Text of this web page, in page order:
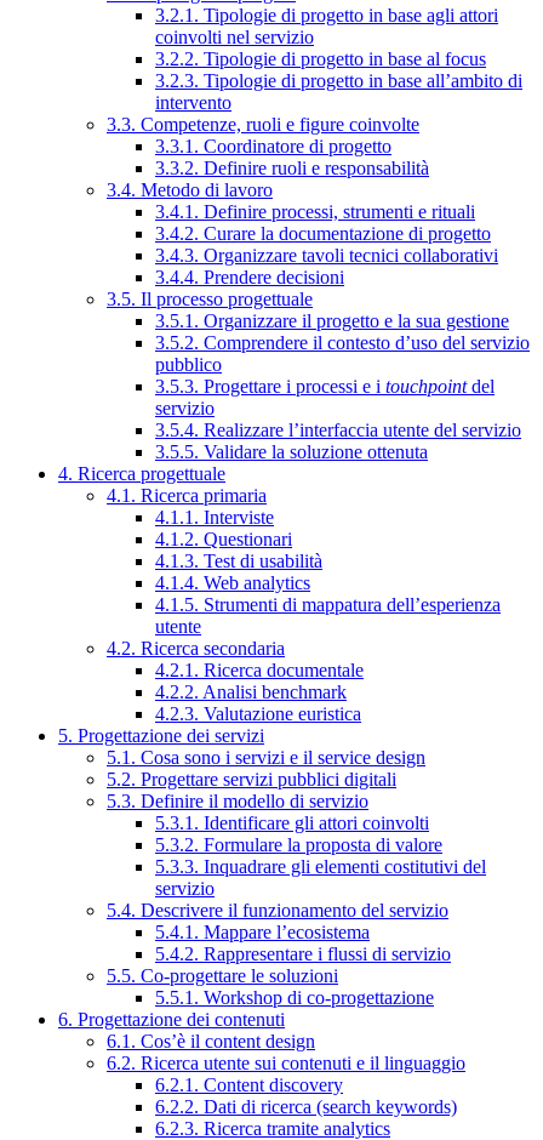
3.2.1. Tipologie di progetto in base agli attori
coinvolti nel servizio
3.2.2. Tipologie di progetto in base al focus
3.2.3. Tipologie di progetto in base all’ambito di
intervento
3.3. Competenze, ruoli e figure coinvolte
3.3.1. Coordinatore di progetto
3.3.2. Definire ruoli e responsabilità
3.4. Metodo di lavoro
3.4.1. Definire processi, strumenti e rituali
3.4.2. Curare la documentazione di progetto
3.4.3. Organizzare tavoli tecnici collaborativi
3.4.4. Prendere decisioni
3.5. Il processo progettuale
3.5.1. Organizzare il progetto e la sua gestione
3.5.2. Comprendere il contesto d’uso del servizio
pubblico
3.5.3. Progettare i processi e i touchpointdel
servizio
3.5.4. Realizzare l’interfaccia utente del servizio
3.5.5. Validare la soluzione ottenuta
4. Ricerca progettuale
4.1. Ricerca primaria
4.1.1. Interviste
4.1.2. Questionari
4.1.3. Test di usabilità
4.1.4. Web analytics
4.1.5. Strumenti di mappatura dell’esperienza
utente
4.2. Ricerca secondaria
4.2.1. Ricerca documentale
4.2.2. Analisi benchmark
4.2.3. Valutazione euristica
5. Progettazione dei servizi
5.1. Cosa sono i servizi e il service design
5.2. Progettare servizi pubblici digitali
5.3. Definire il modello di servizio
5.3.1. Identificare gli attori coinvolti
5.3.2. Formulare la proposta di valore
5.3.3. Inquadrare gli elementi costitutivi del
servizio
5.4. Descrivere il funzionamento del servizio
5.4.1. Mappare l’ecosistema
5.4.2. Rappresentare i flussi di servizio
5.5. Co-progettare le soluzioni
5.5.1. Workshop di co-progettazione
6. Progettazione dei contenuti
6.1. Cos’è il content design
6.2. Ricerca utente sui contenuti e il linguaggio
6.2.1. Content discovery
6.2.2. Dati di ricerca (search keywords)
6.2.3. Ricerca tramite analytics